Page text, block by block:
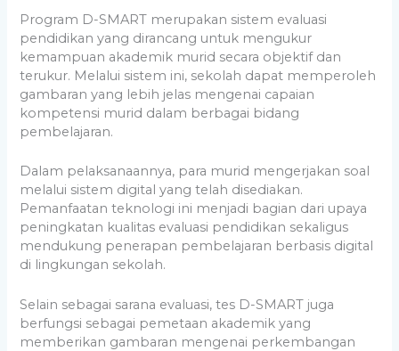
Program D-SMART merupakan sistem evaluasi
pendidikan yang dirancang untuk mengukur
kemampuan akademik murid secara objektif dan
terukur. Melalui sistem ini, sekolah dapat memperoleh
gambaran yang lebih jelas mengenai capaian
kompetensi murid dalam berbagai bidang
pembelajaran.
Dalam pelaksanaannya, para murid mengerjakan soal
melalui sistem digital yang telah disediakan.
Pemanfaatan teknologi ini menjadi bagian dari upaya
peningkatan kualitas evaluasi pendidikan sekaligus
mendukung penerapan pembelajaran berbasis digital
di lingkungan sekolah.
Selain sebagai sarana evaluasi, tes D-SMART juga
berfungsi sebagai pemetaan akademik yang
memberikan gambaran mengenai perkembangan